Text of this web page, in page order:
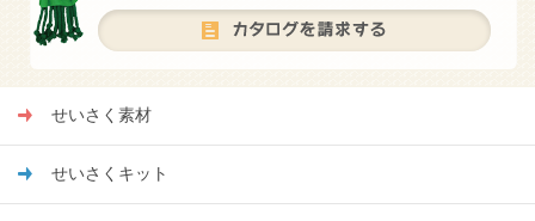
せいさく素材
せいさくキット